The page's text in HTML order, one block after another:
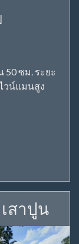
50 ซม. ระยะ
วน์แมนสูง
สาปูน